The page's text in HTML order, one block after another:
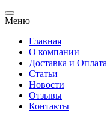
Меню
Главная
О компании
Доставка и Оплата
Статьи
Новости
Отзывы
Контакты